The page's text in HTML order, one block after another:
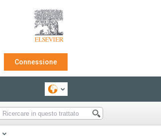
Connessione